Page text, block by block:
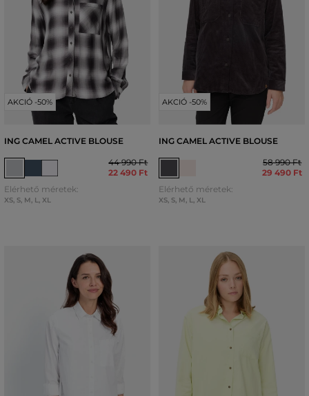
AKCIÓ -50%
ING CAMEL ACTIVE BLOUSE
44 990 Ft
22 490 Ft
Elérhető méretek:
XS, S, M, L, XL
AKCIÓ -50%
ING CAMEL ACTIVE BLOUSE
58 990 Ft
29 490 Ft
Elérhető méretek:
XS, S, M, L, XL